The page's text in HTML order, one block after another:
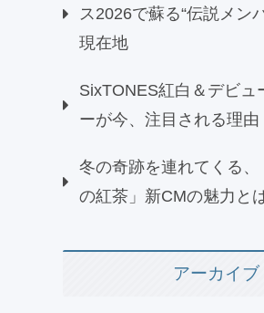
ス2026で蘇る“伝説メン
現在地
SixTONES紅白＆デビュ
ーが今、注目される理由
冬の奇跡を連れてくる
の紅茶」新CMの魅力と
アーカイブ